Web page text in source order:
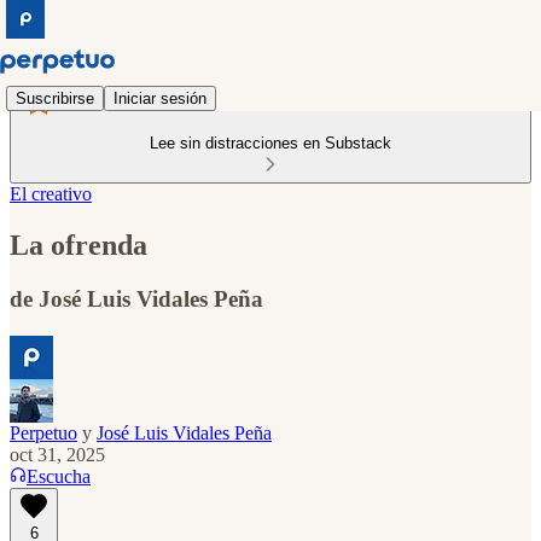
Suscribirse Iniciar sesión
Lee sin distracciones en Substack
El creativo
La ofrenda
de José Luis Vidales Peña
Perpetuo y José Luis Vidales Peña
oct 31, 2025
Escucha
6